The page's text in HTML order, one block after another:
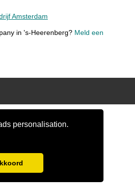
personalisation.
Amsterdam
in 's-Heerenberg? Meld een